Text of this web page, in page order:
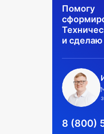
Помогу
и
8 (800)